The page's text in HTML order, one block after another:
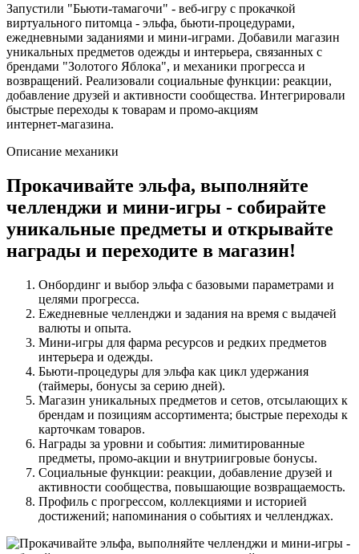
Запустили "Бьюти‑тамагочи" - веб‑игру с прокачкой
виртуального питомца - эльфа, бьюти‑процедурами,
ежедневными заданиями и мини‑играми. Добавили магазин
уникальных предметов одежды и интерьера, связанных с
брендами "Золотого Яблока", и механики прогресса и
возвращений. Реализовали социальные функции: реакции,
добавление друзей и активности сообщества. Интегрировали
быстрые переходы к товарам и промо‑акциям
интернет‑магазина.
Описание механики
Прокачивайте эльфа, выполняйте
челленджи и мини‑игры - собирайте
уникальные предметы и открывайте
награды и переходите в магазин!
Онбординг и выбор эльфа с базовыми параметрами и
целями прогресса.
Ежедневные челленджи и задания на время с выдачей
валюты и опыта.
Мини‑игры для фарма ресурсов и редких предметов
интерьера и одежды.
Бьюти‑процедуры для эльфа как цикл удержания
(таймеры, бонусы за серию дней).
Магазин уникальных предметов и сетов, отсылающих к
брендам и позициям ассортимента; быстрые переходы к
карточкам товаров.
Награды за уровни и события: лимитированные
предметы, промо‑акции и внутриигровые бонусы.
Социальные функции: реакции, добавление друзей и
активности сообщества, повышающие возвращаемость.
Профиль с прогрессом, коллекциями и историей
достижений; напоминания о событиях и челленджах.